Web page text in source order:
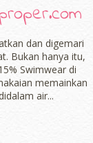
dan digemari
Bukan hanya itu,
Swimwear di
memainkan
air...